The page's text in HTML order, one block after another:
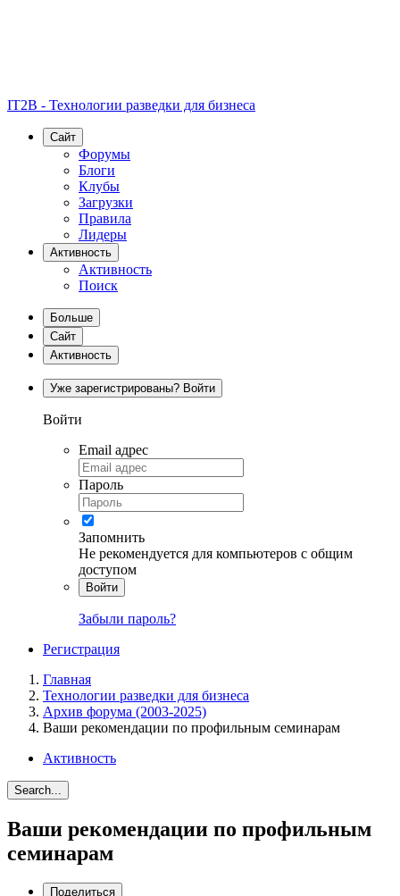
IT2B - Технологии разведки для бизнеса
Сайт
Форумы
Блоги
Клубы
Загрузки
Правила
Лидеры
Активность
Активность
Поиск
Больше
Сайт
Активность
Уже зарегистрированы? Войти
Войти
Email адрес
Пароль
Запомнить
Не рекомендуется для компьютеров с общим
доступом
Войти
Забыли пароль?
Регистрация
Главная
Технологии разведки для бизнеса
Архив форума (2003-2025)
Ваши рекомендации по профильным семинарам
Активность
Search...
Ваши рекомендации по профильным
семинарам
Поделиться